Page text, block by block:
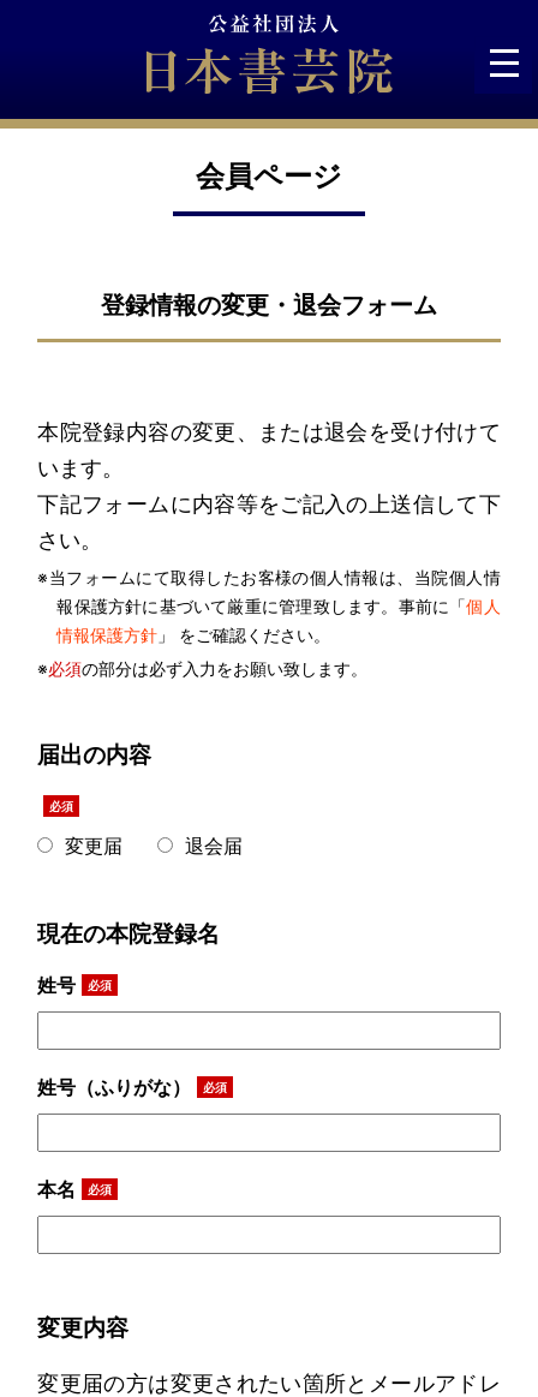
会員ページ
登録情報の変更・退会フォーム
本院登録内容の変更、または退会を受け付けて
います。
下記フォームに内容等をご記入の上送信して下
さい。
※当フォームにて取得したお客様の個人情報は、当院個人情
報保護方針に基づいて厳重に管理致します。事前に「個人
情報保護方針 」 をご確認ください。
※必須の部分は必ず入力をお願い致します。
届出の内容
必須
変更届 退会届
現在の本院登録名
姓号 必須
姓号（ふりがな） 必須
本名 必須
変更内容
変更届の方は変更されたい箇所とメールアドレ